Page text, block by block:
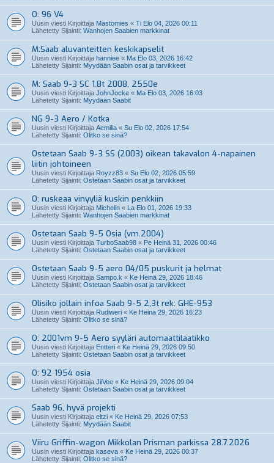
O: 96 V4
Uusin viesti Kirjoittaja Mastomies « Ti Elo 04, 2026 00:11
Lähetetty Sijainti: Wanhojen Saabien markkinat
M:Saab aluvanteitten keskikapselit
Uusin viesti Kirjoittaja hanniee « Ma Elo 03, 2026 16:42
Lähetetty Sijainti: Myydään Saabin osat ja tarvikkeet
M: Saab 9-3 SC 1.8t 2008, 2550e
Uusin viesti Kirjoittaja JohnJocke « Ma Elo 03, 2026 16:03
Lähetetty Sijainti: Myydään Saabit
NG 9-3 Aero / Kotka
Uusin viesti Kirjoittaja Aemilia « Su Elo 02, 2026 17:54
Lähetetty Sijainti: Olitko se sinä?
Ostetaan Saab 9-3 SS (2003) oikean takavalon 4-napainen
liitin johtoineen
Uusin viesti Kirjoittaja Royzz83 « Su Elo 02, 2026 05:59
Lähetetty Sijainti: Ostetaan Saabin osat ja tarvikkeet
O: ruskeaa vinyyliä kuskin penkkiin
Uusin viesti Kirjoittaja Michelin « La Elo 01, 2026 19:33
Lähetetty Sijainti: Wanhojen Saabien markkinat
Ostetaan Saab 9-5 Osia (vm.2004)
Uusin viesti Kirjoittaja TurboSaab98 « Pe Heinä 31, 2026 00:46
Lähetetty Sijainti: Ostetaan Saabin osat ja tarvikkeet
Ostetaan Saab 9-5 aero 04/05 puskurit ja helmat
Uusin viesti Kirjoittaja Sampo.k « Ke Heinä 29, 2026 18:46
Lähetetty Sijainti: Ostetaan Saabin osat ja tarvikkeet
Olisiko jollain infoa Saab 9-5 2,3t rek: GHE-953
Uusin viesti Kirjoittaja Rudiweri « Ke Heinä 29, 2026 16:23
Lähetetty Sijainti: Olitko se sinä?
O: 2001vm 9-5 Aero syyläri automaattilaatikko
Uusin viesti Kirjoittaja Entteri « Ke Heinä 29, 2026 09:50
Lähetetty Sijainti: Ostetaan Saabin osat ja tarvikkeet
O: 92 1954 osia
Uusin viesti Kirjoittaja JiiVee « Ke Heinä 29, 2026 09:04
Lähetetty Sijainti: Ostetaan Saabin osat ja tarvikkeet
Saab 96, hyvä projekti
Uusin viesti Kirjoittaja eltzi « Ke Heinä 29, 2026 07:53
Lähetetty Sijainti: Myydään Saabit
Viiru Griffin-wagon Mikkolan Prisman parkissa 28.7.2026
Uusin viesti Kirjoittaja kaseva « Ke Heinä 29, 2026 00:37
Lähetetty Sijainti: Olitko se sinä?